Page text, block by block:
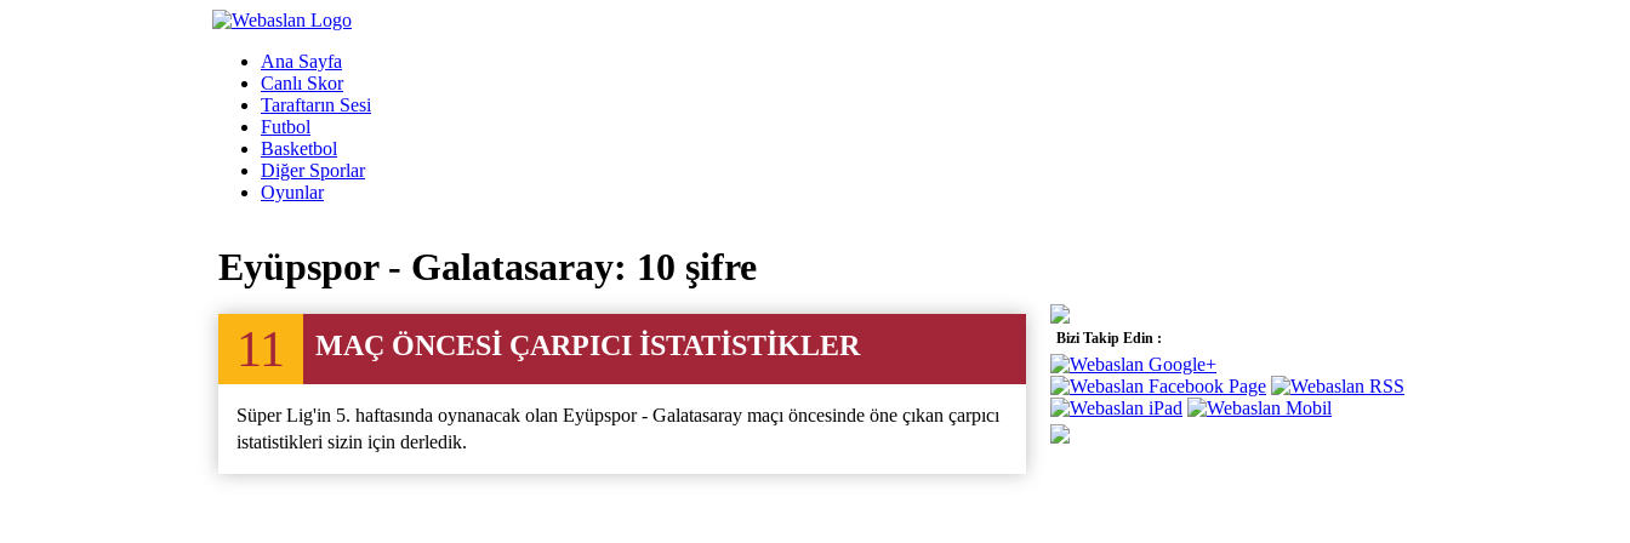
Ana Sayfa
Canlı Skor
Taraftarın Sesi
Futbol
Basketbol
Diğer Sporlar
Oyunlar
Eyüpspor - Galatasaray: 10 şifre
11 MAÇ ÖNCESİ ÇARPICI İSTATİSTİKLER
Süper Lig'in 5. haftasında oynanacak olan Eyüpspor - Galatasaray maçı öncesinde öne çıkan çarpıcı
istatistikleri sizin için derledik.
Bizi Takip Edin :